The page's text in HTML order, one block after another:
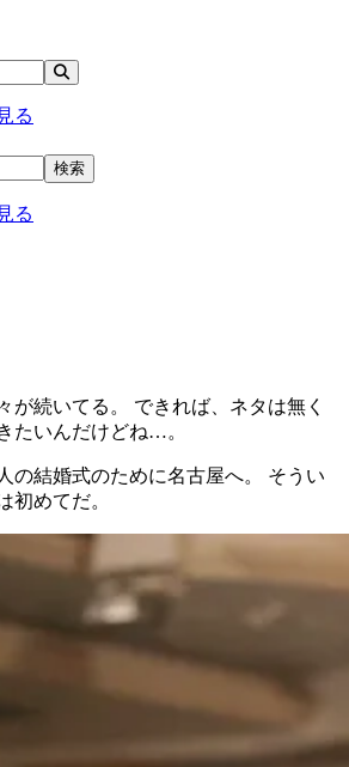
る
検索
る
が続いてる。 できれば、ネタは無く
たいんだけどね…。
の結婚式のために名古屋へ。 そうい
初めてだ。